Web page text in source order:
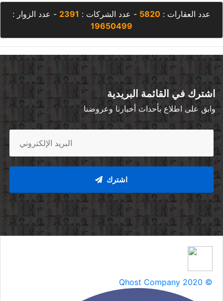
عدد العقارات : 5820 - عدد الشركات : 2391 - عدد الزوار :
19650499
اشترك في القائمة البريدية
وابق على اطلاع بأحداث أخبارنا وعروضنا
اشترك
Qhost Company 2020 ©